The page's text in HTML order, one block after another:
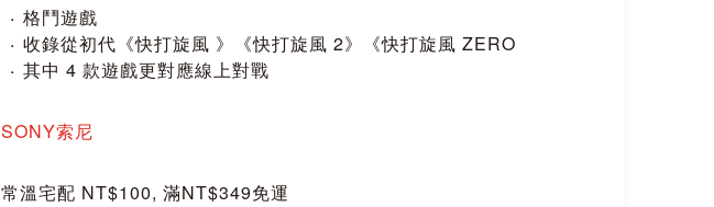
格鬥遊戲
收錄從初代《快打旋風 》《快打旋風 2》《快打旋風 ZERO
其中 4 款遊戲更對應線上對戰
SONY索尼
常溫宅配 NT$100, 滿NT$349免運